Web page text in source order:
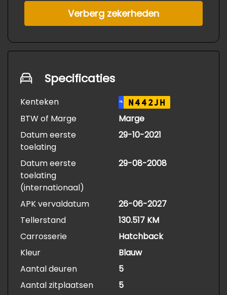
Verberg zekerheden
Specificaties
Kenteken NL N442JH
BTW of Marge
Marge
Datum eerste
toelating
29-10-2021
Datum eerste
toelating
(internationaal)
29-08-2008
APK vervaldatum
26-06-2027
Tellerstand
130.517 KM
Carrosserie
Hatchback
Kleur
Blauw
Aantal deuren
5
Aantal zitplaatsen
5